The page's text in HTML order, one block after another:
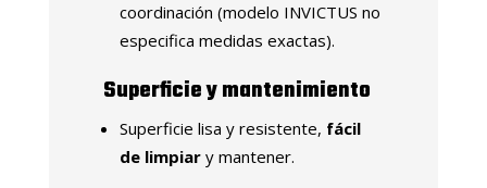
coordinación (modelo INVICTUS no
especifica medidas exactas).
Superficie y mantenimiento
Superficie lisa y resistente, fácil
de limpiary mantener.